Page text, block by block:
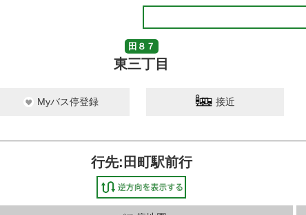
田８７
東三丁目
Myバス停登録 接近
行先:田町駅前行